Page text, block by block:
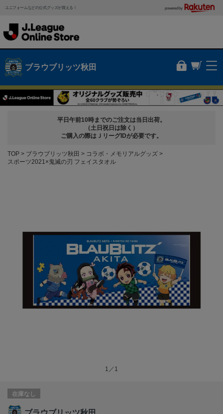
ユニフォームなどの公式グッズが買える！ powered by
ブラウブリッツ秋田
平日午前10時までのご注文は当日出荷。
（土日祝日は除く）
ご購入の際はＪリーグIDが必要です。
TOP ブラウブリッツ秋田
コラボ・メモリアルグッズ
スポーツ2021×鬼滅の刃 フェイスタオル
1／1
在庫なし